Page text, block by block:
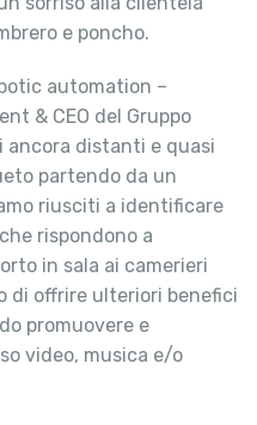
e poncho.
automation –
& CEO del Gruppo
ancora distanti e quasi
partendo da un
riusciti a identificare
rispondono a
in sala ai camerieri
di offrire ulteriori benefici
promuovere e
video, musica e/o